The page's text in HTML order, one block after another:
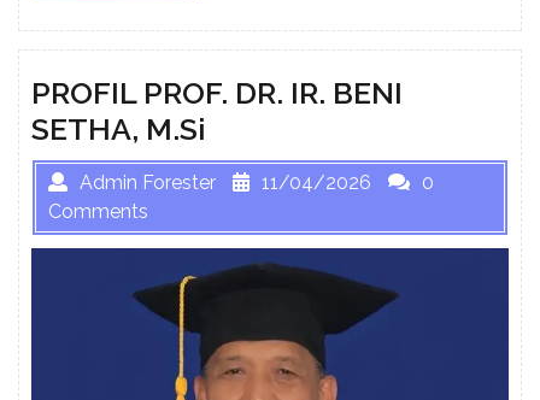
PROFIL PROF. DR. IR. BENI
SETHA, M.Si
Admin Forester 11/04/2026
0
Comments